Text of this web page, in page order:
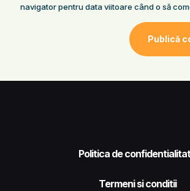
navigator pentru data viitoare când o să
Politica de
Termeni si conditii